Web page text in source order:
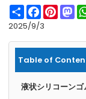
ShareFacebook
2025/9/3
Table of
液状シリコーン